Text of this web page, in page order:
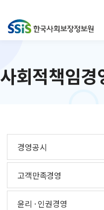
사회적책임경
경영공시
고객만족경영
윤리 · 인권경영